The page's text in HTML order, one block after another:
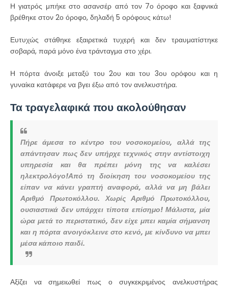
Η γιατρός μπήκε στο ασανσέρ από τον 7ο όροφο και ξαφνικά
βρέθηκε στον 2ο όροφο, δηλαδή 5 ορόφους κάτω!
Ευτυχώς στάθηκε εξαιρετικά τυχερή και δεν τραυματίστηκε
σοβαρά, παρά μόνο ένα τράνταγμα στο χέρι.
Η πόρτα άνοιξε μεταξύ του 2ου και του 3ου ορόφου και η
γυναίκα κατάφερε να βγει έξω από τον ανελκυστήρα.
Τα τραγελαφικά που ακολούθησαν
Πήρε άμεσα το κέντρο του νοσοκομείου, αλλά της
απάντησαν πως δεν υπήρχε τεχνικός στην αντίστοιχη
υπηρεσία και θα πρέπει μόνη της να καλέσει
ηλεκτρολόγο!Από τη διοίκηση του νοσοκομείου της
είπαν να κάνει γραπτή αναφορά, αλλά να μη βάλει
Αριθμό Πρωτοκόλλου. Χωρίς Αριθμό Πρωτοκόλλου,
ουσιαστικά δεν υπάρχει τίποτα επίσημο!Μάλιστα, μία
ώρα μετά το περιστατικό, δεν είχε μπει καμία σήμανση
και η πόρτα ανοιγόκλεινε στο κενό, με κίνδυνο να μπει
μέσα κάποιο παιδί.
Αξίζει να σημειωθεί πως ο συγκεκριμένος ανελκυστήρας